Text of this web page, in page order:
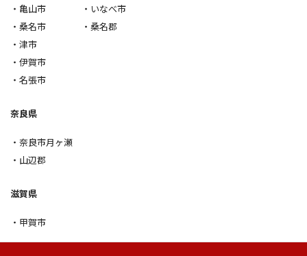
・亀山市 ・いなべ市
・桑名市 ・桑名郡
・津市
・伊賀市
・名張市
奈良県
・奈良市月ヶ瀬
・山辺郡
滋賀県
・甲賀市